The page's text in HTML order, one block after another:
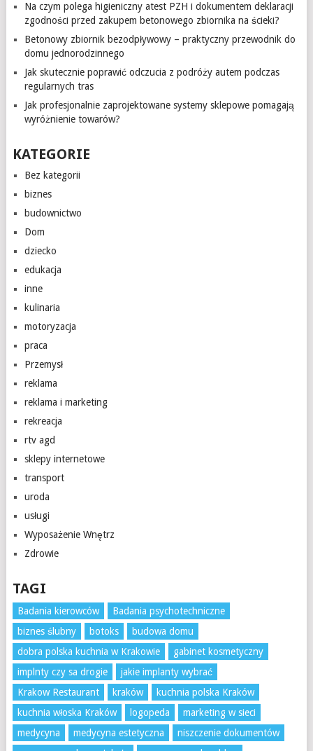
Na czym polega higieniczny atest PZH i dokumentem deklaracji
zgodności przed zakupem betonowego zbiornika na ścieki?
Betonowy zbiornik bezodpływowy – praktyczny przewodnik do
domu jednorodzinnego
Jak skutecznie poprawić odczucia z podróży autem podczas
regularnych tras
Jak profesjonalnie zaprojektowane systemy sklepowe pomagają
wyróżnienie towarów?
KATEGORIE
Bez kategorii
biznes
budownictwo
Dom
dziecko
edukacja
inne
kulinaria
motoryzacja
praca
Przemysł
reklama
reklama i marketing
rekreacja
rtv agd
sklepy internetowe
transport
uroda
usługi
Wyposażenie Wnętrz
Zdrowie
TAGI
Badania kierowców
Badania psychotechniczne
biznes ślubny
botoks
budowa domu
dobra polska kuchnia w Krakowie
gabinet kosmetyczny
implnty czy sa drogie
jakie implanty wybrać
Krakow Restaurant
kraków
kuchnia polska Kraków
kuchnia włoska Kraków
logopeda
marketing w sieci
medycyna
medycyna estetyczna
niszczenie dokumentów